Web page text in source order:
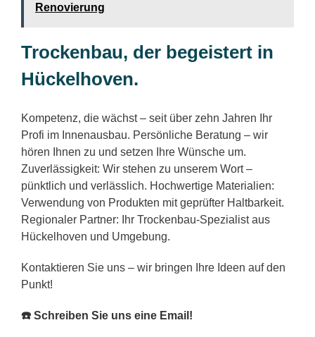
Renovierung
Trockenbau, der begeistert in
Hückelhoven.
Kompetenz, die wächst – seit über zehn Jahren Ihr
Profi im Innenausbau. Persönliche Beratung – wir
hören Ihnen zu und setzen Ihre Wünsche um.
Zuverlässigkeit: Wir stehen zu unserem Wort –
pünktlich und verlässlich. Hochwertige Materialien:
Verwendung von Produkten mit geprüfter Haltbarkeit.
Regionaler Partner: Ihr Trockenbau-Spezialist aus
Hückelhoven und Umgebung.
Kontaktieren Sie uns – wir bringen Ihre Ideen auf den
Punkt!
☎️ Schreiben Sie uns eine Email!